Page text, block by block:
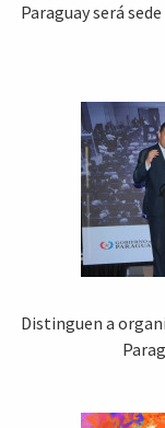
Paraguay será
Distinguen a